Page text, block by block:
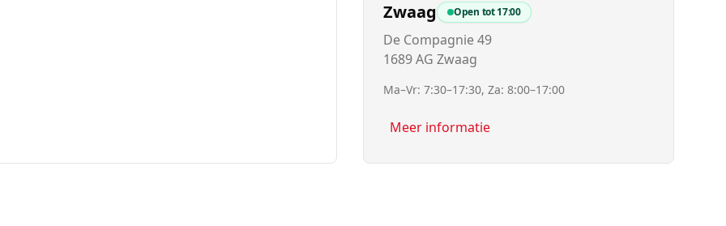
Zwaag Open tot17:00
De Compagnie 49
1689 AG Zwaag
Ma–Vr: 7:30–17:30, Za: 8:00–17:00
Meer informatie